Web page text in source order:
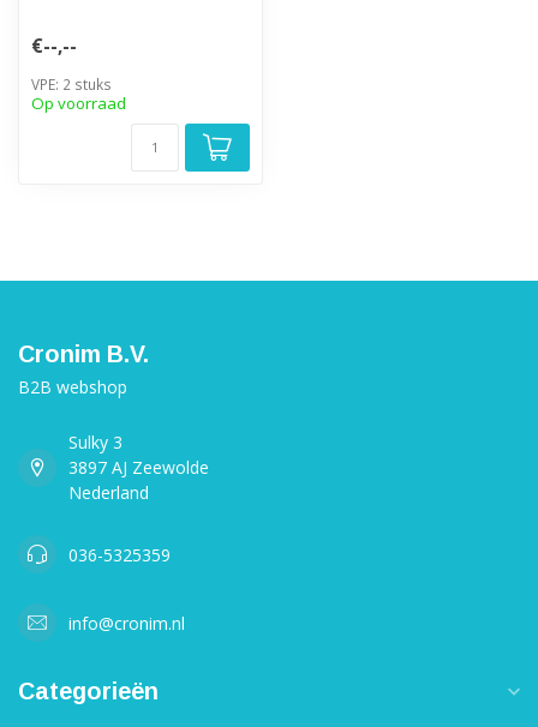
€--,--
VPE: 2 stuks
Op voorraad
Cronim B.V.
B2B webshop
Sulky 3
3897 AJ Zeewolde
Nederland
036-5325359
info@cronim.nl
Categorieën